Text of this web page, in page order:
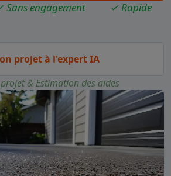
Sans engagement ✓ Rapide
projet à l'expert IA
& Estimation des aides